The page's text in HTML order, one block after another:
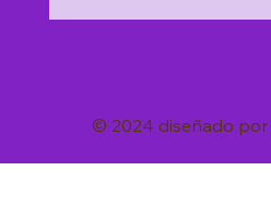
© 2024 diseñado por